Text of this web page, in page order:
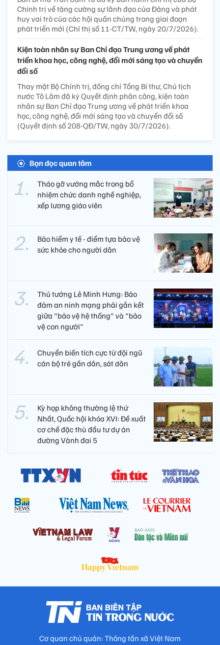
Chính trị về tăng cường sự lãnh đạo của Đảng và phát
huy vai trò của các hội quần chúng trong giai đoạn
phát triển mới (Chỉ thị số 11-CT/TW, ngày 20/7/2026).
Kiện toàn nhân sự Ban Chỉ đạo Trung ương về phát
triển khoa học, công nghệ, đổi mới sáng tạo và chuyển
đổi số
Thay mặt Bộ Chính trị, đồng chí Tổng Bí thư, Chủ tịch
nước Tô Lâm đã ký Quyết định phân công, kiện toàn
nhân sự Ban Chỉ đạo Trung ương về phát triển khoa
học, công nghệ, đổi mới sáng tạo và chuyển đổi số
(Quyết định số 208-QĐ/TW, ngày 30/7/2026).
Bạn đọc quan tâm
Tháo gỡ vướng mắc trong bổ
nhiệm chức danh nghề nghiệp,
xếp lương giáo viên
Bảo hiểm y tế - điểm tựa bảo vệ
sức khỏe cho người dân
Thủ tướng Lê Minh Hưng: Bảo
đảm an ninh mạng phải gắn kết
giữa "bảo vệ hệ thống" và "bảo
vệ con người"
Chuyển biến tích cực từ đội ngũ
cán bộ trẻ gần dân, sát dân
Kỳ họp không thường lệ thứ
Nhất, Quốc hội khóa XVI: Đề xuất
cơ chế đặc thù đầu tư dự án
đường Vành đai 5